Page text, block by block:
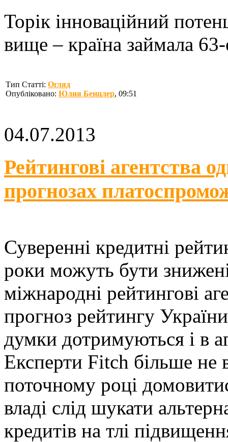
Торік інноваційний
вище – країна займала
Тип Статті: Огляд
Опубліковано: Юлия Бенцлер, 09:51
04.07.2013
Рейтингові агентства
прогнозах
Суверенні кредитні
роки можуть бути
міжнародні рейтингові
прогноз рейтингу
думки дотримуються і в
Експерти Fitch більше не
поточному році
владі слід шукати
кредитів на тлі